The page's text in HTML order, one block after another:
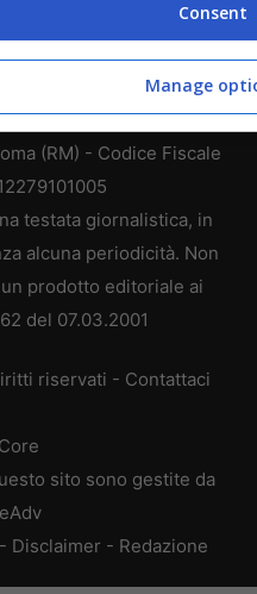
di WEB 365 SRL - Via
(RM) - Codice Fiscale
testata giornalistica, in
alcuna periodicità. Non
prodotto editoriale ai
del 07.03.2001
riservati - Contattaci
sito sono gestite da
- Disclaimer - Redazione
Consent
Manage